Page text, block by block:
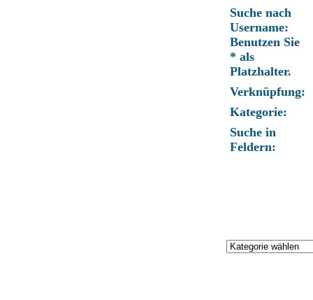
Suche nach
Username:
Benutzen Sie
* als
Platzhalter.
Verknüpfung:
Kategorie:
Suche in
Feldern: